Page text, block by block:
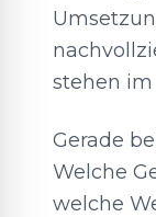
stehen im
Gerade
Welche
welche